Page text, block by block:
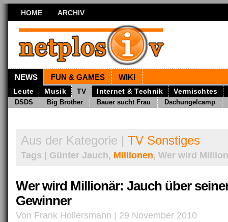
HOME ARCHIV
NEWS FUN & GAMES WIKI
Leute Musik TV Internet & Technik Vermischtes
DSDS Big Brother Bauer sucht Frau Dschungelcamp
Aus der Kategorie | TV Sonstiges
Tags | Günter Jauch, Millionen, Wer wird
Wer wird Millionär: Jauch über
Gewinner
Von Frank Hollersmann | 29 November 2010